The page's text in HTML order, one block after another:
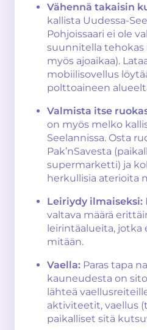
Vähennä takaisin
kallista Uudessa-
Pohjoissaari ei ole
suunnitella
myös ajoaikaa).
mobiilisovellus
polttoaineen
Valmista itse
on myös melko
Seelannissa. Osta
Pak’nSavesta
supermarketti) ja
herkullisia aterioita
Leiriydy ilmaiseksi:
valtava määrä
leirintäalueita, jotka
mitään.
Vaella: Paras tapa
kauneudesta on
lähteä
aktiviteetit, vaellus
paikalliset sitä